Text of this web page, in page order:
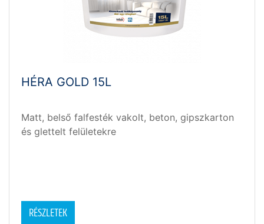
HÉRA GOLD 15L
Matt, belső falfesték vakolt, beton, gipszkarton
és glettelt felületekre
RÉSZLETEK